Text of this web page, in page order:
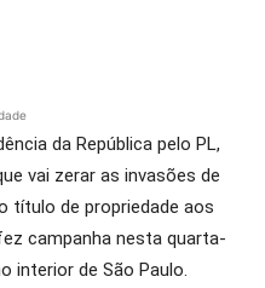
da República pelo PL,
vai zerar as invasões de
título de propriedade aos
campanha nesta quarta-
interior de São Paulo.